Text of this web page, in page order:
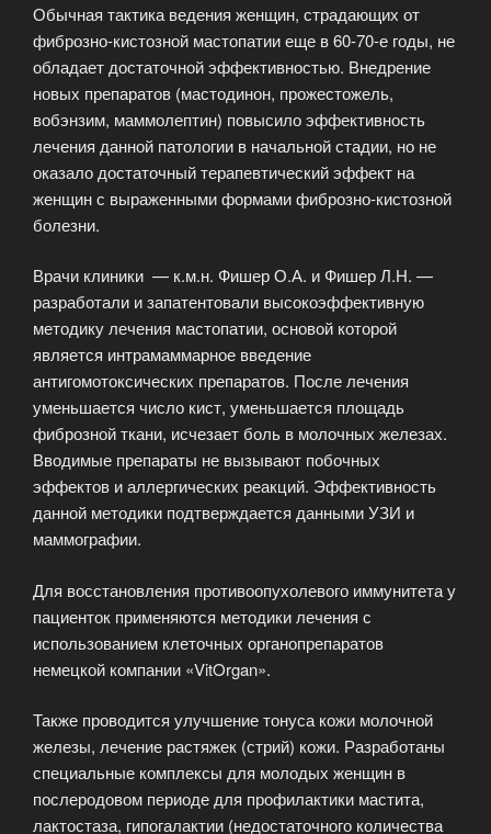
Обычная тактика ведения женщин, страдающих от
фиброзно-кистозной мастопатии еще в 60-70-е годы, не
обладает достаточной эффективностью. Внедрение
новых препаратов (мастодинон, прожестожель,
вобэнзим, маммолептин) повысило эффективность
лечения данной патологии в начальной стадии, но не
оказало достаточный терапевтический эффект на
женщин с выраженными формами фиброзно-кистозной
болезни.
Врачи клиники — к.м.н. Фишер О.А. и Фишер Л.Н. —
разработали и запатентовали высокоэффективную
методику лечения мастопатии, основой которой
является интрамаммарное введение
антигомотоксических препаратов. После лечения
уменьшается число кист, уменьшается площадь
фиброзной ткани, исчезает боль в молочных железах.
Вводимые препараты не вызывают побочных
эффектов и аллергических реакций. Эффективность
данной методики подтверждается данными УЗИ и
маммографии.
Для восстановления противоопухолевого иммунитета у
пациенток применяются методики лечения с
использованием клеточных органопрепаратов
немецкой компании «VitOrgan».
Также проводится улучшение тонуса кожи молочной
железы, лечение растяжек (стрий) кожи. Разработаны
специальные комплексы для молодых женщин в
послеродовом периоде для профилактики мастита,
лактостаза, гипогалактии (недостаточного количества